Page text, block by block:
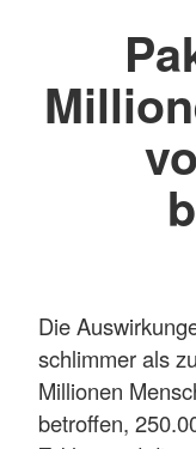
Die
schlimmer als
Millionen
betroffen,